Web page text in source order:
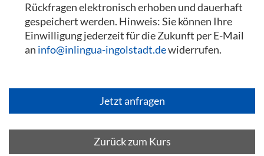
Rückfragen elektronisch erhoben und dauerhaft
gespeichert werden. Hinweis: Sie können Ihre
Einwilligung jederzeit für die Zukunft per E-Mail
an info@inlingua-ingolstadt.dewiderrufen.
Zurück zum Kurs